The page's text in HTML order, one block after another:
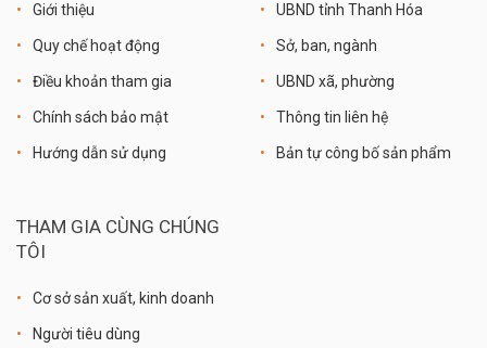
Giới thiệu
Quy chế hoạt động
Điều khoản tham gia
Chính sách bảo mật
Hướng dẫn sử dụng
UBND tỉnh Thanh Hóa
Sở, ban, ngành
UBND xã, phường
Thông tin liên hệ
Bản tự công bố sản phẩm
THAM GIA CÙNG CHÚNG
TÔI
Cơ sở sản xuất, kinh doanh
Người tiêu dùng